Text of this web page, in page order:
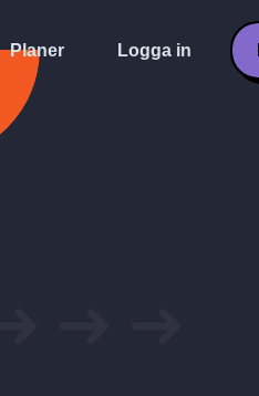
Planer Logga in